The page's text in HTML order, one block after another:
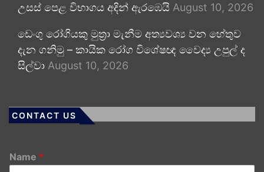
උසස් පෙළ විභාගය අදින් ඇරඹෙයි August 10, 2026
ඩෙංගු රෝගියකු ⁣මුත්‍රා මැනීම අත්‍යවශ්‍ය වන හේතුව
දැන ගනිමු – කායික රෝග විශේෂඥ වෛද්‍ය උපුල් ද
සිල්වා August 10, 2026
CONTACT US
Name *